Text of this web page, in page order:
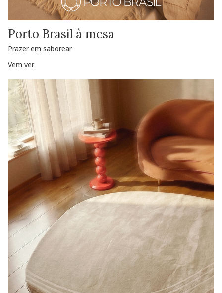
Porto Brasil à mesa
Prazer em saborear
Vem ver